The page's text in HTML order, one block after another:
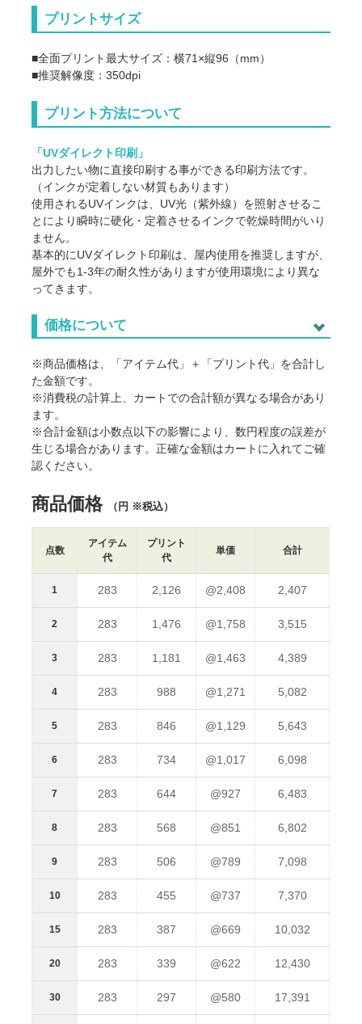
プリントサイズ
■全面プリント最大サイズ：横71×縦96（mm）
■推奨解像度：350dpi
プリント方法について
「UVダイレクト印刷」
出力したい物に直接印刷する事ができる印刷方法です。
（インクが定着しない材質もあります）
使用されるUVインクは、UV光（紫外線）を照射させるこ
とにより瞬時に硬化・定着させるインクで乾燥時間がいり
ません。
基本的にUVダイレクト印刷は、屋内使用を推奨しますが、
屋外でも1-3年の耐久性がありますが使用環境により異な
ってきます。
価格について
※商品価格は、「アイテム代」＋「プリント代」を合計し
た金額です。
※消費税の計算上、カートでの合計額が異なる場合があり
ます。
※合計金額は小数点以下の影響により、数円程度の誤差が
生じる場合があります。正確な金額はカートに入れてご確
認ください。
商品価格 （円 ※税込）
点数
アイテム
代
プリント
代
単価 合計
1 283 2,126 @2,408 2,407
2 283 1,476 @1,758 3,515
3 283 1,181 @1,463 4,389
4 283 988 @1,271 5,082
5 283 846 @1,129 5,643
6 283 734 @1,017 6,098
7 283 644 @927 6,483
8 283 568 @851 6,802
9 283 506 @789 7,098
10 283 455 @737 7,370
15 283 387 @669 10,032
20 283 339 @622 12,430
30 283 297 @580 17,391